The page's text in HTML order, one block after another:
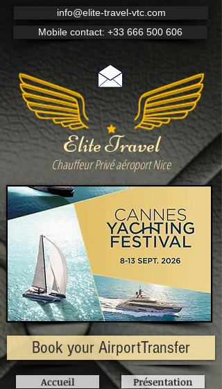
info@elite-travel-vtc.com
Mobile contact: +33 666 500 606
Elite Travel
Chauffeur Privé aéroport Nice
Book your AirportTransfer
Accueil Présentation